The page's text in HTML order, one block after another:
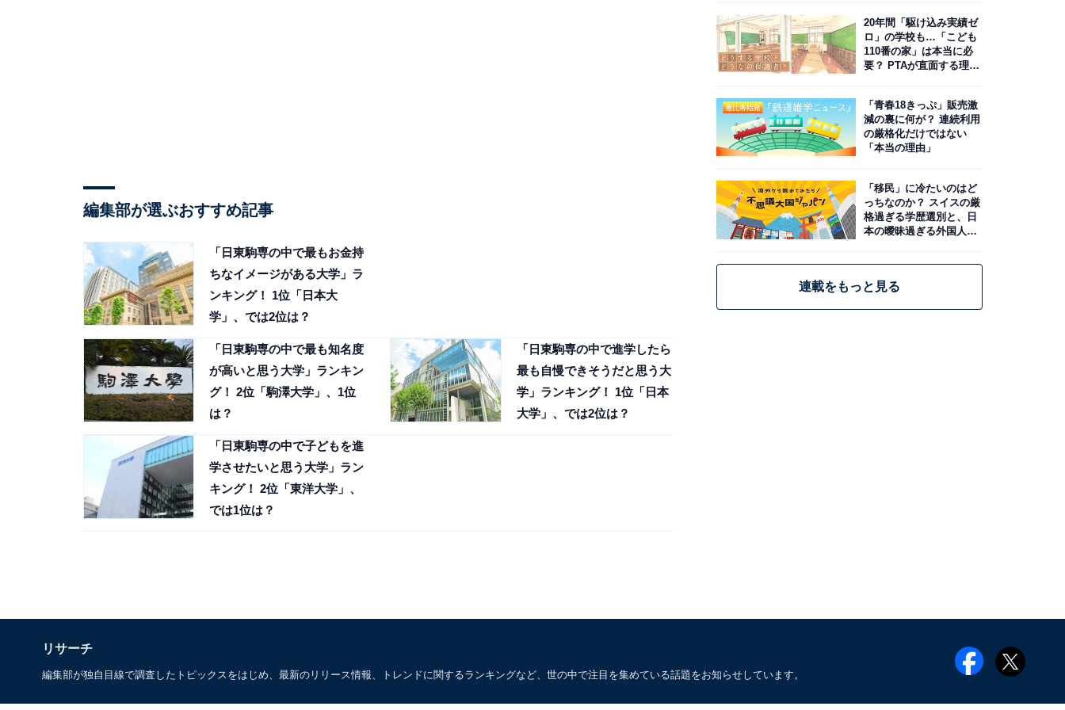
編集部が選ぶおすすめ記事
「日東駒専の中で最もお金持
ちなイメージがある大学」ラ
ンキング！ 1位「日本大
学」、では2位は？
「日東駒専の中で最も知名度
が高いと思う大学」ランキン
グ！ 2位「駒澤大学」、1位
は？
「日東駒専の中で進学したら
最も自慢できそうだと思う大
学」ランキング！ 1位「日本
大学」、では2位は？
「日東駒専の中で子どもを進
学させたいと思う大学」ラン
キング！ 2位「東洋大学」、
では1位は？
20年間「駆け込み実績ゼ
ロ」の学校も…「こども
110番の家」は本当に必
要？ PTAが直面する理想
「青春18きっぷ」販売激
減の裏に何が？ 連続利用
の厳格化だけではない
「本当の理由」
「移民」に冷たいのはど
っちなのか？ スイスの厳
格過ぎる学歴選別と、日
本の曖昧過ぎる外国人政
連載をもっと見る
リサーチ
編集部が独自目線で調査したトピックスをはじめ、最新のリリース情報、トレンドに関するランキングなど、世の中で注目を集めている話題をお知らせしています。